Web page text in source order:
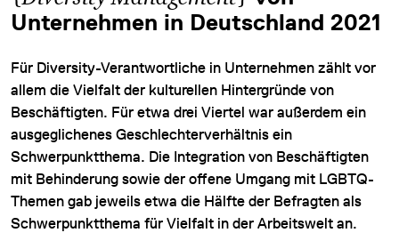
Unternehmen in Deutschland 2021
Für Diversity-Verantwortliche in Unternehmen zählt vor
allem die Vielfalt der kulturellen Hintergründe von
Beschäftigten. Für etwa drei Viertel war außerdem ein
ausgeglichenes Geschlechterverhältnis ein
Schwerpunktthema. Die Integration von Beschäftigten
mit Behinderung sowie der offene Umgang mit LGBTQ-
Themen gab jeweils etwa die Hälfte der Befragten als
Schwerpunktthema für Vielfalt in der Arbeitswelt an.